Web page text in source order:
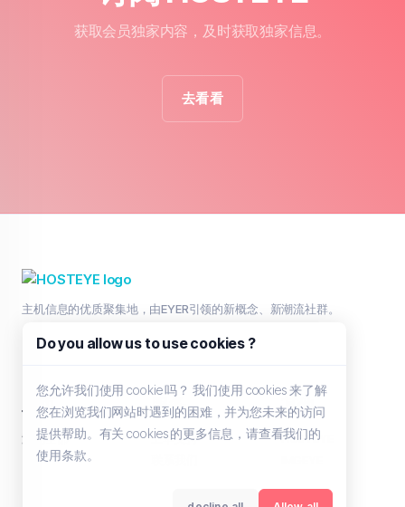
获取会员独家内容，及时获取独家信息。
去看看
主机信息的优质聚集地，由EYER引领的新概念、新潮流社群。
主页
浏览全部
服务
工单支持
其他
HOSTEYE
Do you allow us to use cookies ?
您允许我们使用 cookie 吗？ 我们使用 cookies 来了解
您在浏览我们网站时遇到的困难，并为您未来的访问
提供帮助。有关 cookies 的更多信息，请查看我们的
使用条款。